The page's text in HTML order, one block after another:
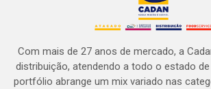
Com mais de 27 anos de mercado, a
distribuição, atendendo a todo o estado
portfólio abrange um mix variado nas